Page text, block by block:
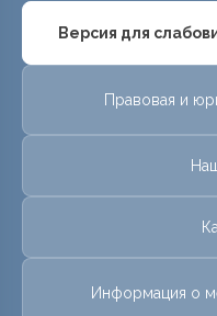
Версия для
Правовая и
Информация о